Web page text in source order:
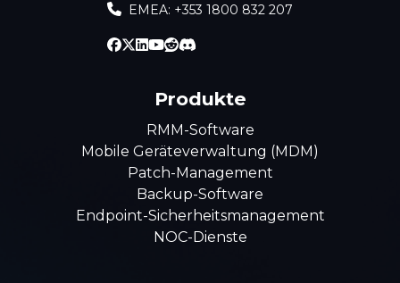
EMEA: +353 1800 832 207
Produkte
RMM-Software
Mobile Geräteverwaltung (MDM)
Patch-Management
Backup-Software
Endpoint-Sicherheitsmanagement
NOC-Dienste